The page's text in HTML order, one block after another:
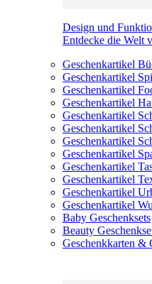
Design und
Entdecke die Welt
Geschenkartikel
Geschenkartikel
Geschenkartikel
Geschenkartikel
Geschenkartikel
Geschenkartikel
Geschenkartikel
Geschenkartikel
Geschenkartikel
Geschenkartikel
Geschenkartikel
Geschenkartikel
Baby Geschenksets
Beauty
Geschenkkarten &